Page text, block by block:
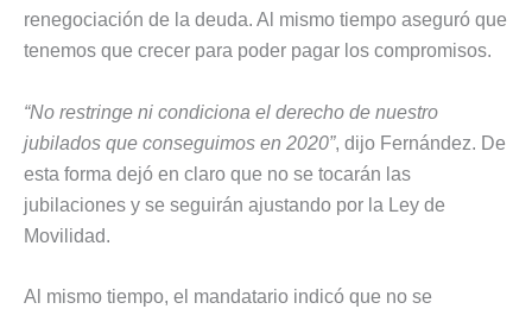
renegociación de la deuda. Al mismo tiempo aseguró que
tenemos que crecer para poder pagar los compromisos.
“No restringe ni condiciona el derecho de nuestro
jubilados que conseguimos en 2020”, dijo Fernández. De
esta forma dejó en claro que no se tocarán las
jubilaciones y se seguirán ajustando por la Ley de
Movilidad.
Al mismo tiempo, el mandatario indicó que no se